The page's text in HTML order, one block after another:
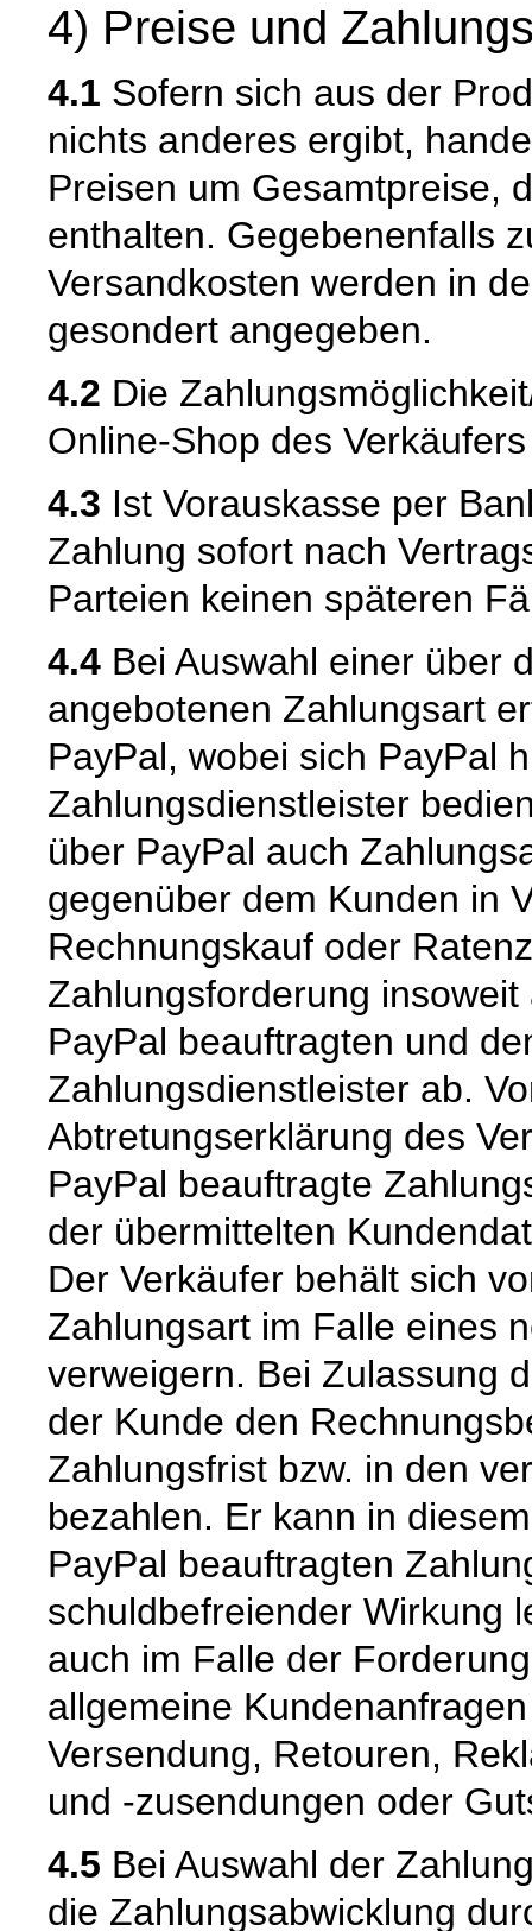
4) Preise und
4.1 Sofern sich aus der
nichts anderes ergibt,
Preisen um Gesamtpreise,
enthalten. Gegebenenfalls
Versandkosten werden in
gesondert angegeben.
4.2 Die
Online-Shop des
4.3 Ist Vorauskasse per
Zahlung sofort nach
Parteien keinen späteren
4.4 Bei Auswahl einer über
angebotenen Zahlungsart
PayPal, wobei sich PayPal
Zahlungsdienstleister
über PayPal auch
gegenüber dem Kunden in
Rechnungskauf oder
Zahlungsforderung
PayPal beauftragten und
Zahlungsdienstleister ab.
Abtretungserklärung des
PayPal beauftragte
der übermittelten
Der Verkäufer behält sich
Zahlungsart im Falle eines
verweigern. Bei Zulassung
der Kunde den
Zahlungsfrist bzw. in den
bezahlen. Er kann in
PayPal beauftragten
schuldbefreiender Wirkung
auch im Falle der
allgemeine
Versendung, Retouren,
und -zusendungen oder
4.5 Bei Auswahl der
die Zahlungsabwicklung